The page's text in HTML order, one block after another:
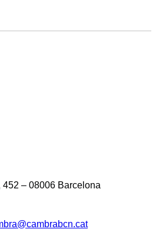
452 – 08006 Barcelona